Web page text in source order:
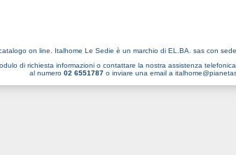
on line. Italhome Le Sedie è un marchio di EL.BA. sas con
di richiesta informazioni o contattare la nostra assistenza
al numero 02 6551787o inviare una email a